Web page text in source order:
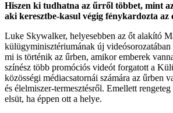
Hiszen ki tudhatna az űrről többet, mint
aki keresztbe-kasul végig fénykardozta az
Luke Skywalker, helyesebben az őt alakító
külügyminisztériumának új videósorozatában
mi is történik az űrben, amikor emberek
színész több promóciós videót forgatott a
közösségi médiacsatornái számára az űrben
és élelmiszer-termesztésről. Emellett rengeteg
elsüt, ha éppen ott a helye.